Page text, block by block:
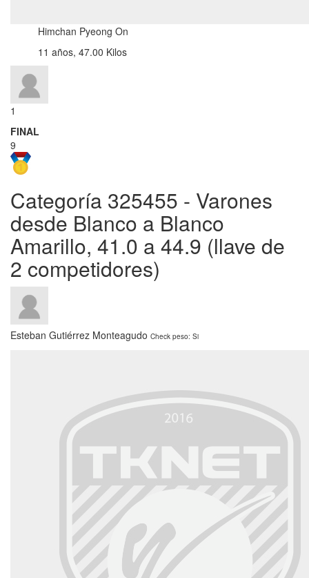
Himchan Pyeong On
11 años, 47.00 Kilos
1
FINAL
9
Categoría 325455 - Varones
desde Blanco a Blanco
Amarillo, 41.0 a 44.9 (llave de
2 competidores)
Esteban Gutiérrez Monteagudo Check peso: Si